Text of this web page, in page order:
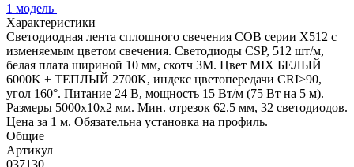
1 модель
Характеристики
Светодиодная лента сплошного свечения COB серии X512 с
изменяемым цветом свечения. Светодиоды CSP, 512 шт/м,
белая плата шириной 10 мм, скотч 3M. Цвет MIX БЕЛЫЙ
6000K + ТЕПЛЫЙ 2700K, индекс цветопередачи CRI>90,
угол 160°. Питание 24 В, мощность 15 Вт/м (75 Вт на 5 м).
Размеры 5000x10x2 мм. Мин. отрезок 62.5 мм, 32 светодиодов.
Цена за 1 м. Обязательна установка на профиль.
Общие
Артикул
037130